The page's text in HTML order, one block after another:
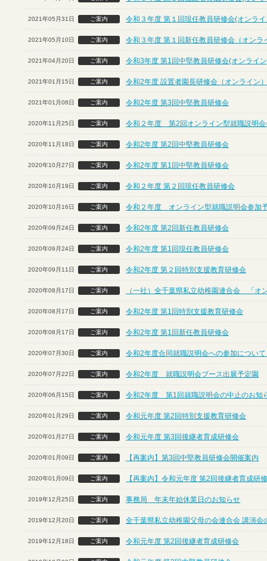
2021年05月31日 ご案内 令和３年度 第１回現任教員研修会(オンラ
2021年05月10日 ご案内 令和３年度 第１回新任教員研修会（オンラ
2021年04月20日 ご案内 令和3年度 第1回中堅教員研修会(オンライ
2021年01月15日 ご案内 令和2年度 設置者園長研修会（オンライン）
2021年01月08日 ご案内 令和2年度 第3回中堅教員研修会
2020年11月25日 ご案内 令和２年度 第2回オンライン型就職説明会
2020年11月18日 ご案内 令和2年度 第2回中堅教員研修会
2020年10月27日 ご案内 令和2年度 第1回中堅教員研修会
2020年10月19日 ご案内 令和２年度 第２回現任教員研修会
2020年10月16日 ご案内 令和２年度 オンライン型就職説明会参加
2020年09月24日 ご案内 令和2年度 第2回新任教員研修会
2020年09月24日 ご案内 令和2年度 第1回現任教員研修会
2020年09月11日 ご案内 令和2年度 第２回特別支援教育研修会
2020年08月17日 ご案内 （一社）全千葉県私立幼稚園連合会 「オ
2020年08月17日 ご案内 令和2年度 第1回特別支援教育研修会
2020年08月17日 ご案内 令和2年度 第1回新任教員研修会
2020年07月30日 ご案内 令和2年度合同就職説明会への参加につい
2020年07月22日 ご案内 令和2年度 就職説明会ブース出展予定園
2020年06月15日 ご案内 令和2年度 第1回就職説明会の中止のお知
2020年01月29日 ご案内 令和元年度 第2回特別支援教育研修会
2020年01月27日 ご案内 令和元年度 第3回後継者育成研修会
2020年01月09日 ご案内 【再案内】第3回中堅教員研修会開催案内
2020年01月09日 ご案内 【再案内】令和元年度 第2回後継者育成研
2019年12月25日 ご案内 事務局 年末年始休業日のお知らせ
2019年12月20日 ご案内 全千葉県私立幼稚園父母の会連合会 講演会
2019年12月18日 ご案内 令和元年度 第2回後継者育成研修会